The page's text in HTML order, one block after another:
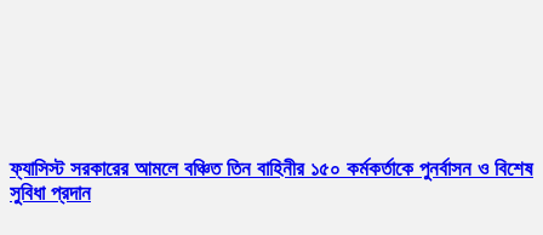
ফ্যাসিস্ট সরকারের আমলে বঞ্চিত তিন বাহিনীর ১৫০ কর্মকর্তাকে পুনর্বাসন ও বিশেষ
সুবিধা প্রদান